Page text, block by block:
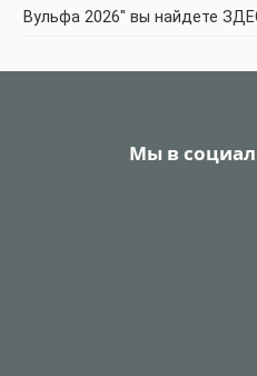
Вульфа 2026" вы найдете
Мы в